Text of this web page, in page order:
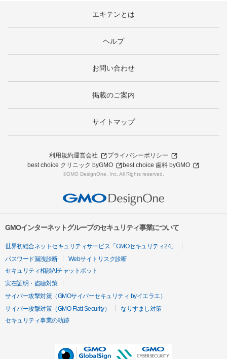
エキテンとは
ヘルプ
お問い合わせ
掲載のご案内
サイトマップ
利用規約運営会社
プライバシーポリシー
best choice クリニック byGMO
best choice 歯科 byGMO
©GMO DesignOne, Inc. All Rights reserved.
GMOインターネットグループのセキュリティ事業について
世界初総合ネットセキュリティサービス「GMOセキュリティ24」
パスワード漏洩診断
Webサイトリスク診断
セキュリティ相談AIチャットボット
実在証明・盗聴対策
サイバー攻撃対策（GMOサイバーセキュリティ byイエラエ）
サイバー攻撃対策（GMO Flatt Security）
なりすまし対策
セキュリティ事業の軌跡